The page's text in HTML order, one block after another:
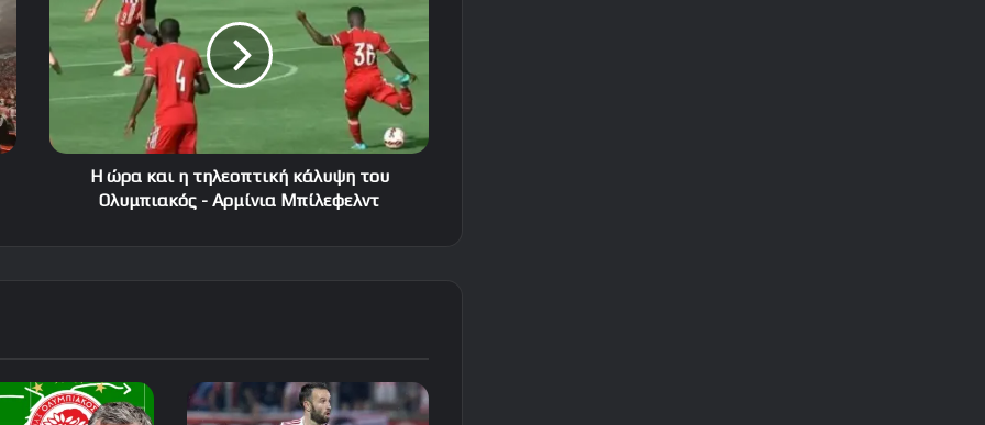
τηλεοπτική
του
Ολυμπιακός
-
Αρμίνια
Μπίλεφελντ
Η ώρα και η τηλεοπτική κάλυψη του
Ολυμπιακός - Αρμίνια Μπίλεφελντ